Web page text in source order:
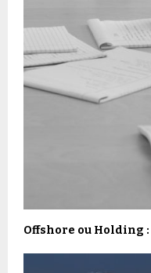
Offshore ou Holding